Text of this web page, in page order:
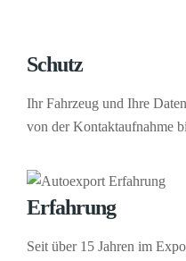
Schutz
Ihr Fahrzeug und Ihre
von der Kontaktaufnahme
Erfahrung
Seit über 15 Jahren im